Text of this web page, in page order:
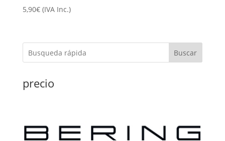
5,90€ (IVA Inc.)
Buscar
precio